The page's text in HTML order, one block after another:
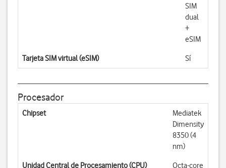
SIM
dual
+
eSIM
Tarjeta SIM virtual (eSIM) Sí
Procesador
Chipset
Mediatek
Dimensity
8350 (4
nm)
Unidad Central de Procesamiento (CPU) Octa-core